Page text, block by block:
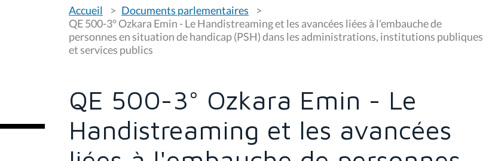
o
u
s
ê
t
Accueil
Documents parlementaires
QE 500-3° Ozkara Emin - Le Handistreaming et les avancées liées à l'embauche de
personnes en situation de handicap (PSH) dans les administrations, institutions publiques
et services publics
QE 500-3° Ozkara Emin - Le
Handistreaming et les avancées